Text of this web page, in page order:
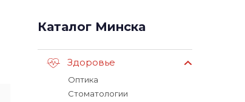
Каталог Минска
Здоровье
Оптика
Стоматологии